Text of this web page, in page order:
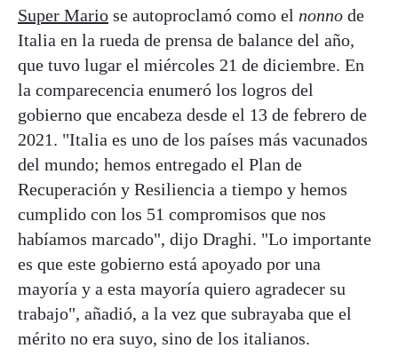
Super Mario se autoproclamó como el nonno de
Italia en la rueda de prensa de balance del año,
que tuvo lugar el miércoles 21 de diciembre. En
la comparecencia enumeró los logros del
gobierno que encabeza desde el 13 de febrero de
2021. "Italia es uno de los países más vacunados
del mundo; hemos entregado el Plan de
Recuperación y Resiliencia a tiempo y hemos
cumplido con los 51 compromisos que nos
habíamos marcado", dijo Draghi. "Lo importante
es que este gobierno está apoyado por una
mayoría y a esta mayoría quiero agradecer su
trabajo", añadió, a la vez que subrayaba que el
mérito no era suyo, sino de los italianos.